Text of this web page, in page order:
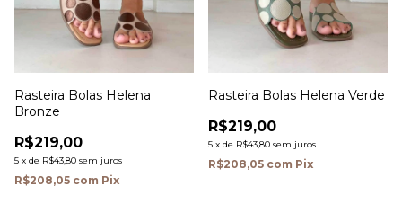
Rasteira Bolas Helena
Bronze
R$219,00
5 x de R$43,80 sem juros
R$208,05 com Pix
Rasteira Bolas Helena Verde
R$219,00
5 x de R$43,80 sem juros
R$208,05 com Pix